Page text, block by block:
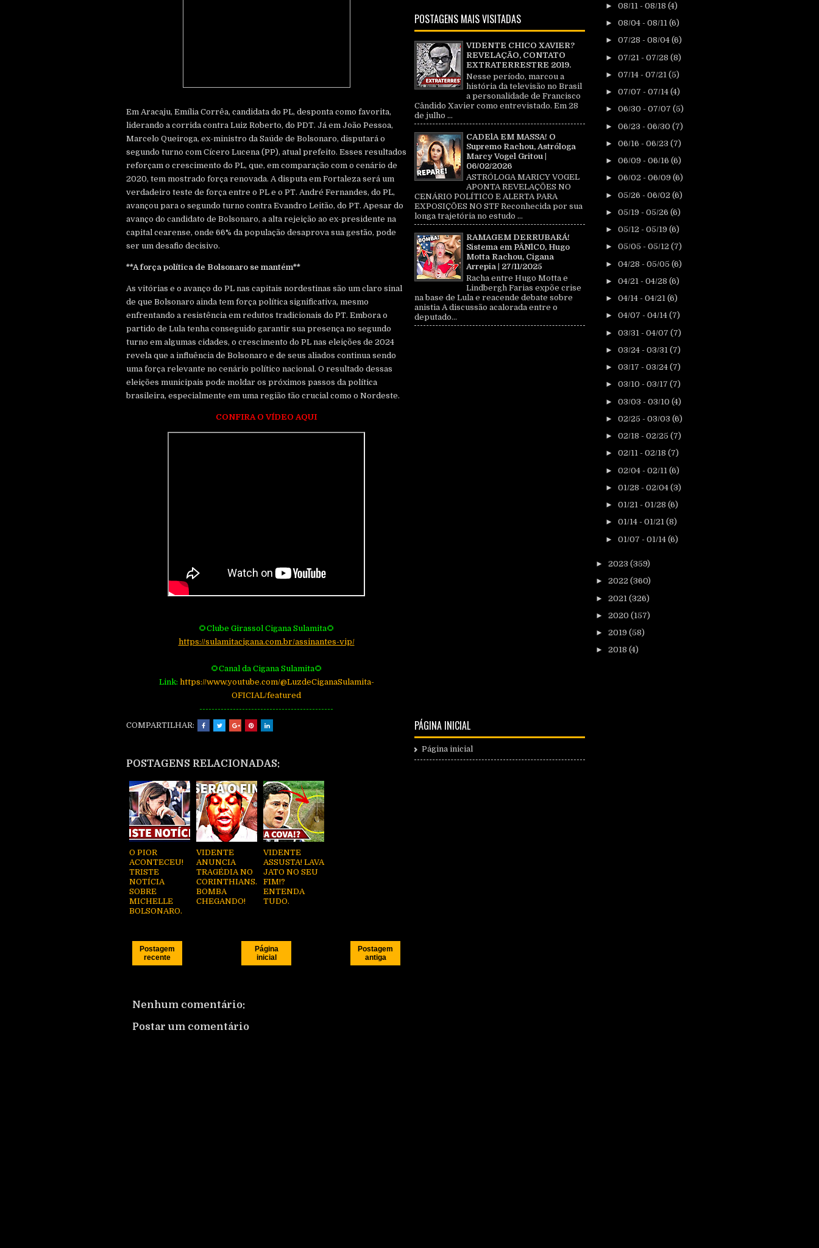
Em Aracaju, Emília Corrêa, candidata do PL, desponta como favorita,
liderando a corrida contra Luiz Roberto, do PDT. Já em João Pessoa,
Marcelo Queiroga, ex-ministro da Saúde de Bolsonaro, disputará o
segundo turno com Cícero Lucena (PP), atual prefeito. Esses resultados
reforçam o crescimento do PL, que, em comparação com o cenário de
2020, tem mostrado força renovada. A disputa em Fortaleza será um
verdadeiro teste de força entre o PL e o PT. André Fernandes, do PL,
avançou para o segundo turno contra Evandro Leitão, do PT. Apesar do
avanço do candidato de Bolsonaro, a alta rejeição ao ex-presidente na
capital cearense, onde 66% da população desaprova sua gestão, pode
ser um desafio decisivo.
**A força política de Bolsonaro se mantém**
As vitórias e o avanço do PL nas capitais nordestinas são um claro sinal
de que Bolsonaro ainda tem força política significativa, mesmo
enfrentando a resistência em redutos tradicionais do PT. Embora o
partido de Lula tenha conseguido garantir sua presença no segundo
turno em algumas cidades, o crescimento do PL nas eleições de 2024
revela que a influência de Bolsonaro e de seus aliados continua sendo
uma força relevante no cenário político nacional. O resultado dessas
eleições municipais pode moldar os próximos passos da política
brasileira, especialmente em uma região tão crucial como o Nordeste.
CONFIRA O VÍDEO AQUI
🌻Clube Girassol Cigana Sulamita🌻
https://sulamitacigana.com.br/assinantes-vip/
🌻Canal da Cigana Sulamita🌻
Link: https://www.youtube.com/@LuzdeCiganaSulamita-
OFICIAL/featured
--------------------------------------------
COMPARTILHAR:
POSTAGENS RELACIONADAS:
O PIOR
ACONTECEU!
TRISTE
NOTÍCIA
SOBRE
MICHELLE
BOLSONARO.
VIDENTE
ANUNCIA
TRAGÉDIA NO
CORINTHIANS.
BOMBA
CHEGANDO!
VIDENTE
ASSUSTA! LAVA
JATO NO SEU
FIM!?
ENTENDA
TUDO.
Postagem
recente
Postagem
antiga
Página
inicial
Nenhum comentário:
Postar um comentário
POSTAGENS MAIS VISITADAS
VIDENTE CHICO XAVIER?
REVELAÇÃO, CONTATO
EXTRATERRESTRE 2019.
Nesse período, marcou a
história da televisão no Brasil
a personalidade de Francisco
Cândido Xavier como entrevistado. Em 28
de julho ...
CADElA EM MASSA! O
Supremo Rachou, Astróloga
Marcy Vogel Gritou |
06/02/2026
ASTRÓLOGA MARICY VOGEL
APONTA REVELAÇÕES NO
CENÁRIO POLÍTICO E ALERTA PARA
EXPOSIÇÕES NO STF Reconhecida por sua
longa trajetória no estudo ...
RAMAGEM DERRUBARÁ!
Sistema em PÂNlC0, Hugo
Motta Rachou, Cigana
Arrepia | 27/11/2025
Racha entre Hugo Motta e
Lindbergh Farias expõe crise
na base de Lula e reacende debate sobre
anistia A discussão acalorada entre o
deputado...
PÁGINA INICIAL
Página inicial
► 08/11 - 08/18 (4)
► 08/04 - 08/11 (6)
► 07/28 - 08/04 (6)
► 07/21 - 07/28 (8)
► 07/14 - 07/21 (5)
► 07/07 - 07/14 (4)
► 06/30 - 07/07 (5)
► 06/23 - 06/30 (7)
► 06/16 - 06/23 (7)
► 06/09 - 06/16 (6)
► 06/02 - 06/09 (6)
► 05/26 - 06/02 (6)
► 05/19 - 05/26 (6)
► 05/12 - 05/19 (6)
► 05/05 - 05/12 (7)
► 04/28 - 05/05 (6)
► 04/21 - 04/28 (6)
► 04/14 - 04/21 (6)
► 04/07 - 04/14 (7)
► 03/31 - 04/07 (7)
► 03/24 - 03/31 (7)
► 03/17 - 03/24 (7)
► 03/10 - 03/17 (7)
► 03/03 - 03/10 (4)
► 02/25 - 03/03 (6)
► 02/18 - 02/25 (7)
► 02/11 - 02/18 (7)
► 02/04 - 02/11 (6)
► 01/28 - 02/04 (3)
► 01/21 - 01/28 (6)
► 01/14 - 01/21 (8)
► 01/07 - 01/14 (6)
► 2023 (359)
► 2022 (360)
► 2021 (326)
► 2020 (157)
► 2019 (58)
► 2018 (4)